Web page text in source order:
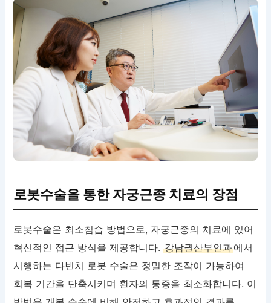
로봇수술을 통한 자궁근종 치료의 장점
로봇수술은 최소침습 방법으로, 자궁근종의 치료에 있어
혁신적인 접근 방식을 제공합니다.강남권산부인과에서
시행하는 다빈치 로봇 수술은 정밀한 조작이 가능하여
회복 기간을 단축시키며 환자의 통증을 최소화합니다. 이